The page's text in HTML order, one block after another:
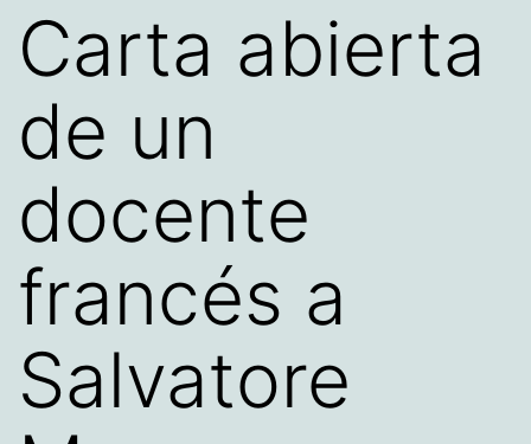
Carta abierta
de un
docente
francés a
Salvatore